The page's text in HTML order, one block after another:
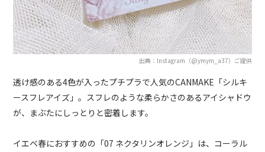
出典：Instagram（@ymym_a37）ご提供
透け感のある4色が入ったプチプラで人気のCANMAKE「シルキ
ースフレアイズ」。スフレのような柔らかさのあるアイシャドウ
が、まぶたにしっとりと密着します。
イエベ春におすすめの「07 ネクタリンオレンジ」は、コーラル